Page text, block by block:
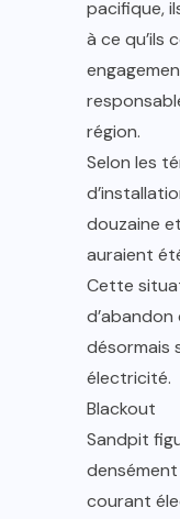
pacifique,
à ce qu’ils
région.
Selon les
douzaine
auraient
Cette
désormais
électricité.
Blackout
Sandpit
densément
courant